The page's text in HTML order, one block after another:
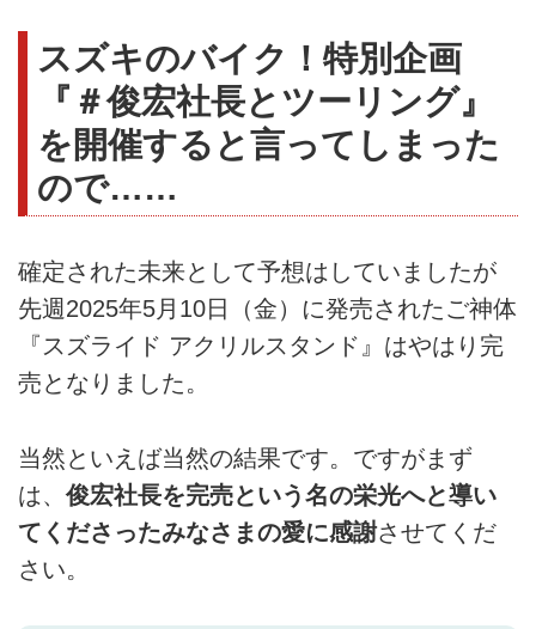
スズキのバイク！特別企画
『＃俊宏社長とツーリング』
を開催すると言ってしまった
ので……
確定された未来として予想はしていましたが
先週2025年5月10日（金）に発売されたご神体
『スズライド アクリルスタンド』はやはり完
売となりました。
当然といえば当然の結果です。ですがまず
は、俊宏社長を完売という名の栄光へと導い
てくださったみなさまの愛に感謝させてくだ
さい。